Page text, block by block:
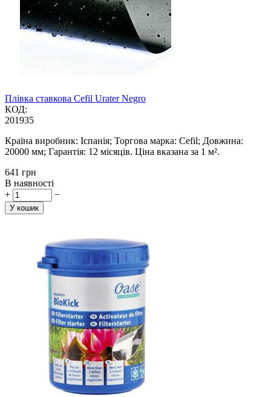
Плівка ставкова Cefil Urater Negro
КОД:
201935
Країна виробник: Іспанія; Торгова марка: Cefil; Довжина:
20000 мм; Гарантія: 12 місяців. Ціна вказана за 1 м².
‍641‍ грн
В наявності
+
−
У кошик